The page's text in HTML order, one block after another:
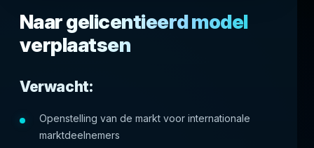
Naar gelicentieerd model
verplaatsen
Verwacht:
Openstelling van de markt voor internationale
marktdeelnemers